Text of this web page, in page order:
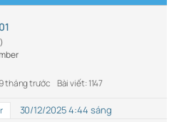
tháng trước Bài viết: 1147
30/12/2025 4:44 sáng